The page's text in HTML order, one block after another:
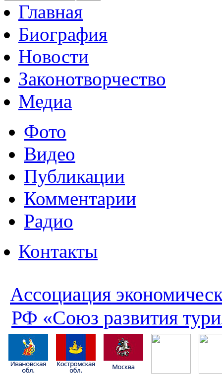
Главная
Биография
Новости
Законотворчество
Медиа
Фото
Видео
Публикации
Комментарии
Радио
Контакты
Ассоциация
РФ «Союз развития